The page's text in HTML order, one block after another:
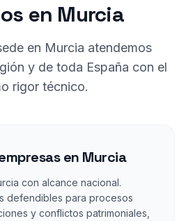
en Murcia
en Murcia atendemos
y de toda España con el
rigor técnico.
en Murcia
con alcance nacional.
defendibles para procesos
y conflictos patrimoniales,